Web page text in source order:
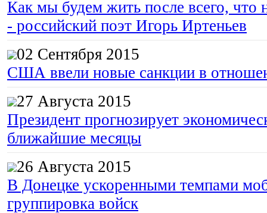
Как мы будем жить после всего, что
- российский поэт Игорь Иртеньев
02 Сентября 2015
США ввели новые санкции в
27 Августа 2015
Президент прогнозирует
ближайшие месяцы
26 Августа 2015
В Донецке ускоренными темпами
группировка войск